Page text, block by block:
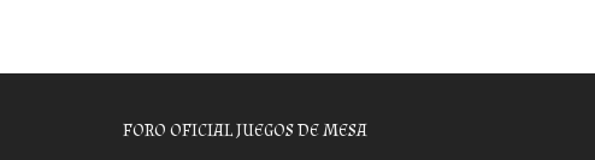
FORO OFICIAL JUEGOS DE MESA